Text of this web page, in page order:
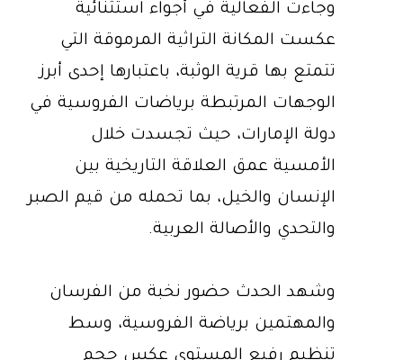
وجاءت الفعالية في أجواء استثنائية
عكست المكانة التراثية المرموقة التي
تتمتع بها قرية الوثبة، باعتبارها إحدى أبرز
الوجهات المرتبطة برياضات الفروسية في
دولة الإمارات، حيث تجسدت خلال
الأمسية عمق العلاقة التاريخية بين
الإنسان والخيل، بما تحمله من قيم الصبر
والتحدي والأصالة العربية.
وشهد الحدث حضور نخبة من الفرسان
والمهتمين برياضة الفروسية، وسط
تنظيم رفيع المستوى عكس حجم